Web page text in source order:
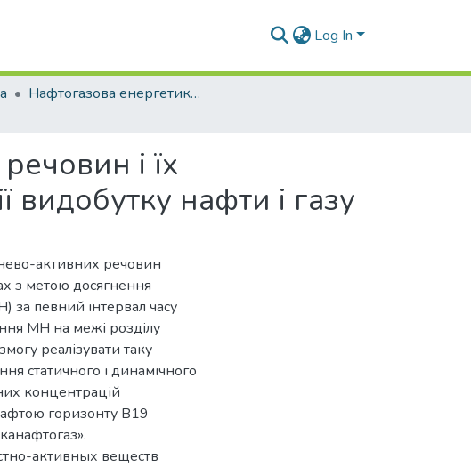
Log In
Нафтогазова енергетика - 2009 - № 2
і їх
видобутку нафти і газу
активних речовин
з метою досягнення
за певний інтервал часу
МН на межі розділу
реалізувати таку
статичного і динамічного
концентрацій
горизонту В19
активных веществ